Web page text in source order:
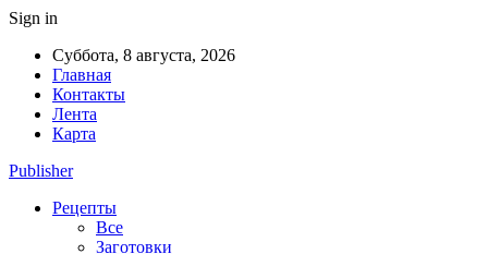
Sign in
Суббота, 8 августа, 2026
Главная
Контакты
Лента
Карта
Publisher
Рецепты
Все
Заготовки